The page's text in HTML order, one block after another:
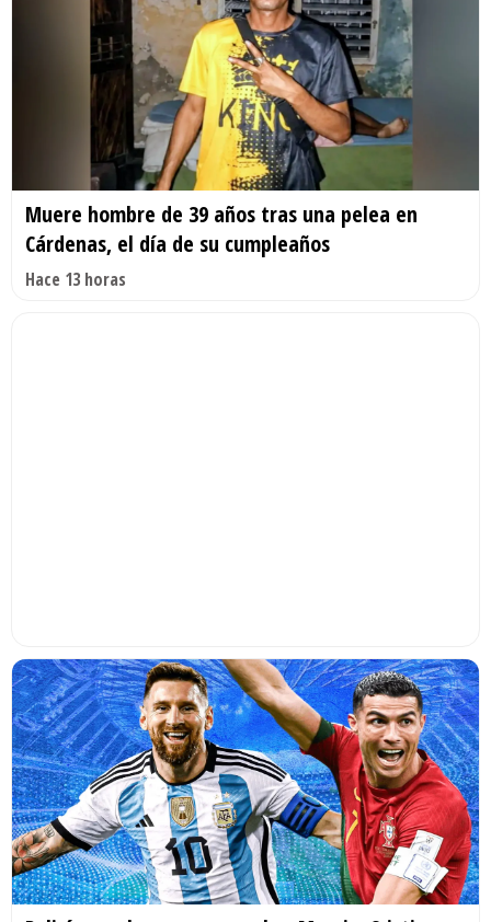
Muere hombre de 39 años tras una pelea en
Cárdenas, el día de su cumpleaños
Hace 13 horas